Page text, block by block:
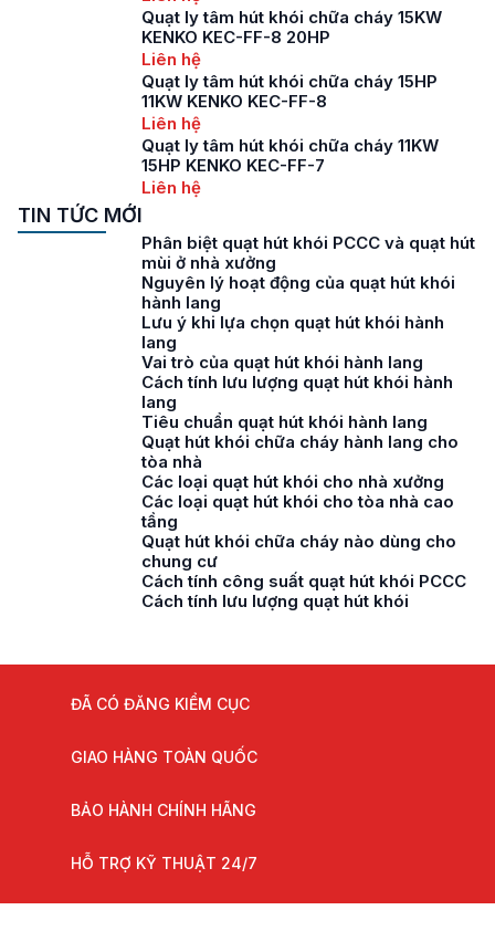
Quạt ly tâm hút khói chữa cháy 15KW
KENKO KEC-FF-8 20HP
Liên hệ
Quạt ly tâm hút khói chữa cháy 15HP
11KW KENKO KEC-FF-8
Liên hệ
Quạt ly tâm hút khói chữa cháy 11KW
15HP KENKO KEC-FF-7
Liên hệ
TIN TỨC MỚI
Phân biệt quạt hút khói PCCC và quạt hút
mùi ở nhà xưởng
Nguyên lý hoạt động của quạt hút khói
hành lang
Lưu ý khi lựa chọn quạt hút khói hành
lang
Vai trò của quạt hút khói hành lang
Cách tính lưu lượng quạt hút khói hành
lang
Tiêu chuẩn quạt hút khói hành lang
Quạt hút khói chữa cháy hành lang cho
tòa nhà
Các loại quạt hút khói cho nhà xưởng
Các loại quạt hút khói cho tòa nhà cao
tầng
Quạt hút khói chữa cháy nào dùng cho
chung cư
Cách tính công suất quạt hút khói PCCC
Cách tính lưu lượng quạt hút khói
ĐÃ CÓ ĐĂNG KIỂM CỤC
GIAO HÀNG TOÀN QUỐC
BẢO HÀNH CHÍNH HÃNG
HỖ TRỢ KỸ THUẬT 24/7